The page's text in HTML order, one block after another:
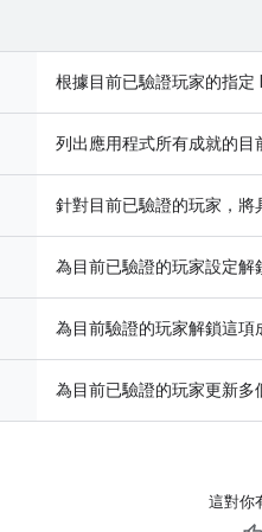
根據目前已驗證玩家的指定
列出應用程式所有成就的目
針對目前已驗證的玩家，將
為目前已驗證的玩家設定解
為目前驗證的玩家解鎖這項
為目前已驗證的玩家更新多
這對你